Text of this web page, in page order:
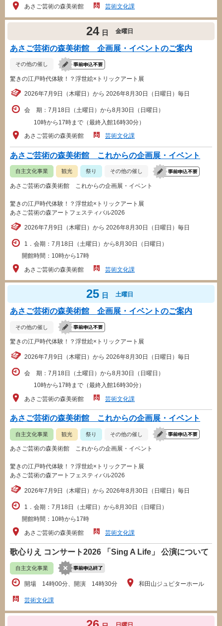
あさご芸術の森美術館
芸術文化課
24 日 金曜日
あさご芸術の森美術館 企画展・イベントのご案内
その他の催し
驚きの江戸時代体験！？浮世絵×トリックアート展
2026年7月9日（木曜日）から 2026年8月30日（日曜日）毎日
会 期：7月18日（土曜日）から8月30日（日曜日）
10時から17時まで（最終入館16時30分）
あさご芸術の森美術館
芸術文化課
あさご芸術の森美術館 これからの企画展・イベント
自主文化事業 観光 祭り その他の催し
あさご芸術の森美術館 これからの企画展・イベント
驚きの江戸時代体験！？浮世絵×トリックアート展
あさご芸術の森アートフェスティバル2026
2026年7月9日（木曜日）から 2026年8月30日（日曜日）毎日
1．会期：7月18日（土曜日）から8月30日（日曜日）
開館時間：10時から17時
あさご芸術の森美術館
芸術文化課
25 日 土曜日
あさご芸術の森美術館 企画展・イベントのご案内
その他の催し
驚きの江戸時代体験！？浮世絵×トリックアート展
2026年7月9日（木曜日）から 2026年8月30日（日曜日）毎日
会 期：7月18日（土曜日）から8月30日（日曜日）
10時から17時まで（最終入館16時30分）
あさご芸術の森美術館
芸術文化課
あさご芸術の森美術館 これからの企画展・イベント
自主文化事業 観光 祭り その他の催し
あさご芸術の森美術館 これからの企画展・イベント
驚きの江戸時代体験！？浮世絵×トリックアート展
あさご芸術の森アートフェスティバル2026
2026年7月9日（木曜日）から 2026年8月30日（日曜日）毎日
1．会期：7月18日（土曜日）から8月30日（日曜日）
開館時間：10時から17時
あさご芸術の森美術館
芸術文化課
歌心りえ コンサート2026 「Sing A Life」 公演について
自主文化事業
開場 14時00分、開演 14時30分 和田山ジュピターホール
芸術文化課